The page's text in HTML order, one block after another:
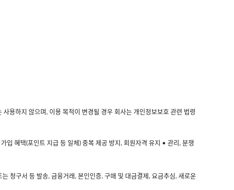
용하지 않으며, 이용 목적이 변경될 경우 회사는 개인정보보호 관련 법령
입 혜택(포인트 지급 등 일체) 중복 제공 방지, 회원자격 유지 • 관리, 분쟁
청구서 등 발송, 금융거래, 본인인증, 구매 및 대금결제, 요금추심, 새로운